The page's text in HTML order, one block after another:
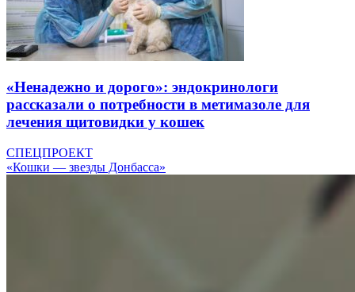
«Ненадежно и дорого»: эндокринологи
рассказали о потребности в метимазоле для
лечения щитовидки у кошек
СПЕЦПРОЕКТ
«Кошки — звезды Донбасса»